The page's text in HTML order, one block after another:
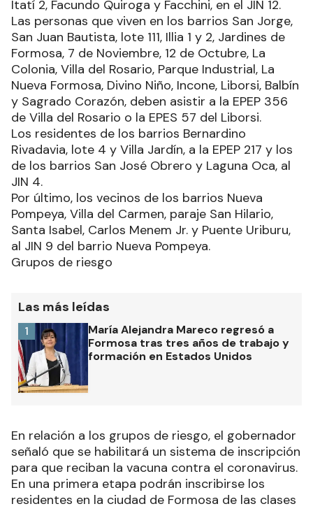
Itatí 2, Facundo Quiroga y Facchini, en el JIN 12.
Las personas que viven en los barrios San Jorge,
San Juan Bautista, lote 111, Illia 1 y 2, Jardines de
Formosa, 7 de Noviembre, 12 de Octubre, La
Colonia, Villa del Rosario, Parque Industrial, La
Nueva Formosa, Divino Niño, Incone, Liborsi, Balbín
y Sagrado Corazón, deben asistir a la EPEP 356
de Villa del Rosario o la EPES 57 del Liborsi.
Los residentes de los barrios Bernardino
Rivadavia, lote 4 y Villa Jardín, a la EPEP 217 y los
de los barrios San José Obrero y Laguna Oca, al
JIN 4.
Por último, los vecinos de los barrios Nueva
Pompeya, Villa del Carmen, paraje San Hilario,
Santa Isabel, Carlos Menem Jr. y Puente Uriburu,
al JIN 9 del barrio Nueva Pompeya.
Grupos de riesgo
Las más leídas
María Alejandra Mareco regresó a
Formosa tras tres años de trabajo y
formación en Estados Unidos
1
En relación a los grupos de riesgo, el gobernador
señaló que se habilitará un sistema de inscripción
para que reciban la vacuna contra el coronavirus.
En una primera etapa podrán inscribirse los
residentes en la ciudad de Formosa de las clases